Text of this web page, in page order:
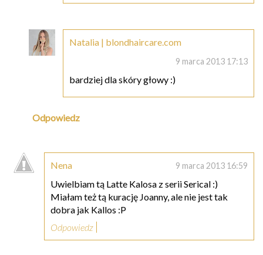
Natalia | blondhaircare.com
9 marca 2013 17:13
bardziej dla skóry głowy :)
Odpowiedz
Nena 9 marca 2013 16:59
Uwielbiam tą Latte Kalosa z serii Serical :)
Miałam też tą kurację Joanny, ale nie jest tak
dobra jak Kallos :P
Odpowiedz